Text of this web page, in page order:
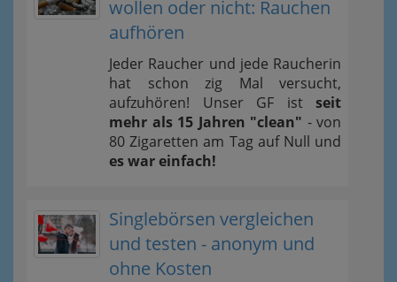
wollen oder nicht: Rauchen
aufhören
Jeder Raucher und jede Raucherin
hat schon zig Mal versucht,
aufzuhören! Unser GF ist seit
mehr als 15 Jahren "clean" - von
80 Zigaretten am Tag auf Null und
es war einfach!
Singlebörsen vergleichen
und testen - anonym und
ohne Kosten